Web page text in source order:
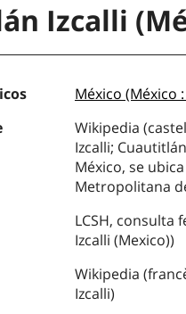
Izcalli
México (México
Wikipedia
Izcalli;
México, se
Metropolitana
LCSH, consulta
Izcalli (Mexico))
Wikipedia
Izcalli)